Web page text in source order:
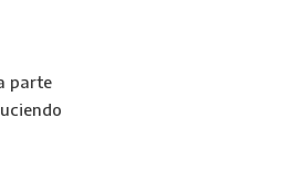
parte